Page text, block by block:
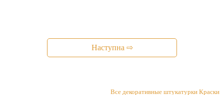
Наступна ⇨
Все декоративные штукатурки Краски